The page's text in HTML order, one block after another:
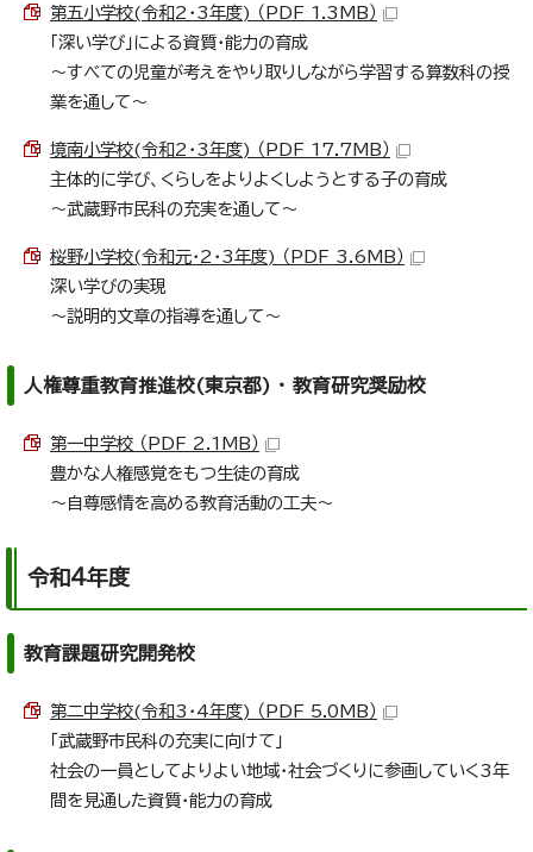
第五小学校(令和2・3年度) （PDF 1.3MB）
「深い学び」による資質・能力の育成
～すべての児童が考えをやり取りしながら学習する算数科の授
業を通して～
境南小学校(令和2・3年度) （PDF 17.7MB）
主体的に学び、くらしをよりよくしようとする子の育成
～武蔵野市民科の充実を通して～
桜野小学校(令和元・2・3年度) （PDF 3.6MB）
深い学びの実現
～説明的文章の指導を通して～
人権尊重教育推進校(東京都) ・ 教育研究奨励校
第一中学校 （PDF 2.1MB）
豊かな人権感覚をもつ生徒の育成
～自尊感情を高める教育活動の工夫～
令和4年度
教育課題研究開発校
第二中学校(令和3・4年度) （PDF 5.0MB）
「武蔵野市民科の充実に向けて」
社会の一員としてよりよい地域・社会づくりに参画していく3年
間を見通した資質・能力の育成